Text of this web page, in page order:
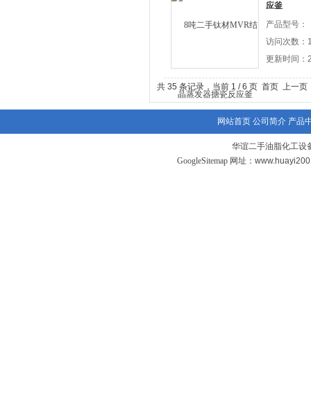
应釜
产品型号：
访问次数：
更新时间：
共 35 条记录，当前 1 / 6 页 首页 上一页
网站首页 公司简介 产品
华谊二手油脂化工设
GoogleSitemap 网址：